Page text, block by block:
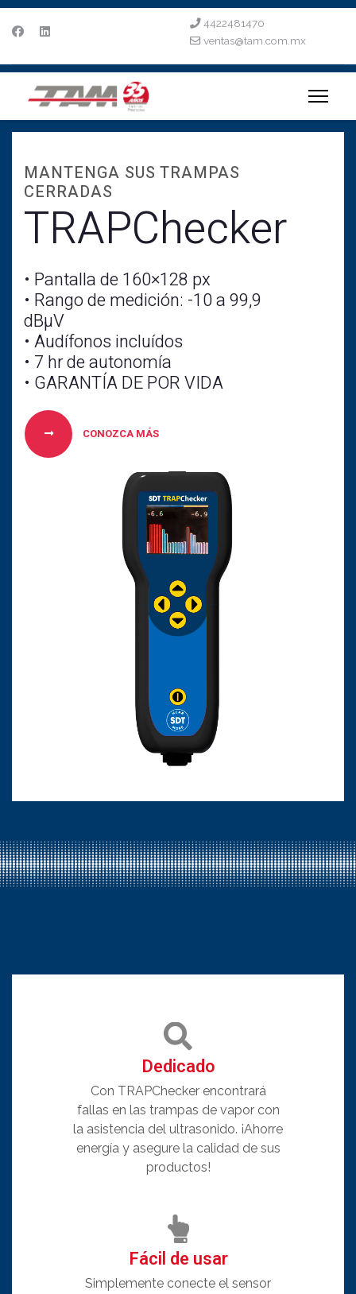
4422481470
ventas@tam.com.mx
MANTENGA SUS TRAMPAS
CERRADAS
TRAPChecker
• Pantalla de 160×128 px
• Rango de medición: -10 a 99,9
dBµV
• Audífonos incluídos
• 7 hr de autonomía
• GARANTÍA DE POR VIDA
CONOZCA MÁS
Dedicado
Con TRAPChecker encontrará
fallas en las trampas de vapor con
la asistencia del ultrasonido. ¡Ahorre
energía y asegure la calidad de sus
productos!
Fácil de usar
Simplemente conecte el sensor